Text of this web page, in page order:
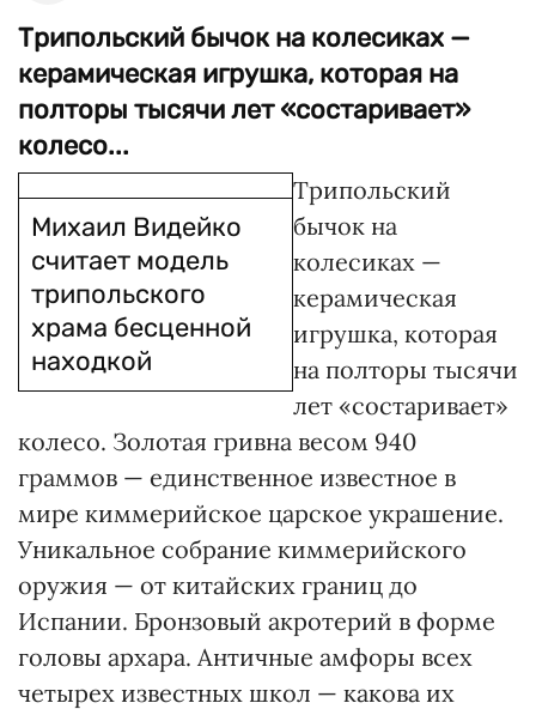
Трипольский бычок на колесиках —
керамическая игрушка, которая на
полторы тысячи лет «состаривает»
колесо...
Михаил Видейко
считает модель
трипольского
храма бесценной
находкой
Трипольский
бычок на
колесиках —
керамическая
игрушка, которая
на полторы тысячи
лет «состаривает»
колесо. Золотая гривна весом 940
граммов — единственное известное в
мире киммерийское царское украшение.
Уникальное собрание киммерийского
оружия — от китайских границ до
Испании. Бронзовый акротерий в форме
головы архара. Античные амфоры всех
четырех известных школ — какова их